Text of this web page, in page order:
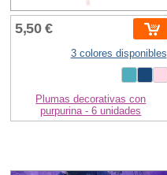
5,50 €
3 colores disponibles
Plumas decorativas con
purpurina - 6 unidades